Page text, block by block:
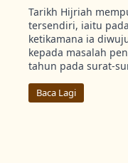
Tarikh Hijriah
tersendiri, iaitu
ketikamana ia
kepada masalah
tahun pada surat-
Baca Lagi